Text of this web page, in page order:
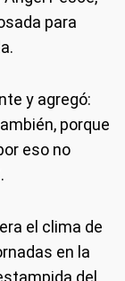
para
y agregó:
porque
eso no
el clima de
en la
del